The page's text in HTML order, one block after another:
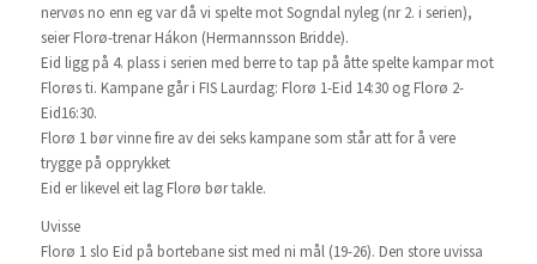
nervøs no enn eg var då vi spelte mot Sogndal nyleg (nr 2. i serien),
seier Florø-trenar Hákon (Hermannsson Bridde).
Eid ligg på 4. plass i serien med berre to tap på åtte spelte kampar mot
Florøs ti. Kampane går i FIS Laurdag: Florø 1-Eid 14:30 og Florø 2-
Eid16:30.
Florø 1 bør vinne fire av dei seks kampane som står att for å vere
trygge på opprykket
Eid er likevel eit lag Florø bør takle.
Uvisse
Florø 1 slo Eid på bortebane sist med ni mål (19-26). Den store uvissa